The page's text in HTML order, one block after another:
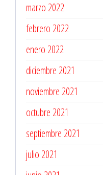
marzo 2022
febrero 2022
enero 2022
diciembre 2021
noviembre 2021
octubre 2021
septiembre 2021
julio 2021